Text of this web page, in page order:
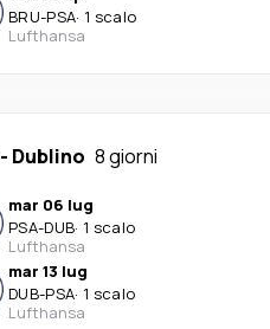
BRU-PSA· 1 scalo
Lufthansa
- Dublino 8 giorni
mar 06 lug
PSA-DUB· 1 scalo
Lufthansa
mar 13 lug
DUB-PSA· 1 scalo
Lufthansa